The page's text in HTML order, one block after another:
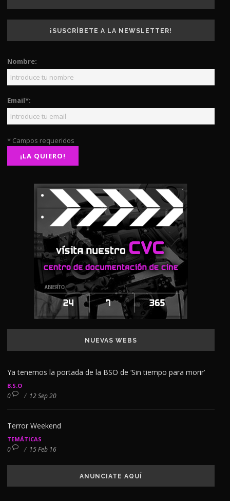
¡SUSCRÍBETE A LA NEWSLETTER!
Nombre:
Email*:
* Campos requeridos
NUEVAS WEBS
Ya tenemos la portada de la BSO de ‘Sin tiempo para morir’
B.S.O
0 / 12 Sep 20
Terror Weekend
TEMÁTICAS
0 / 15 Feb 16
ANUNCIATE AQUÍ